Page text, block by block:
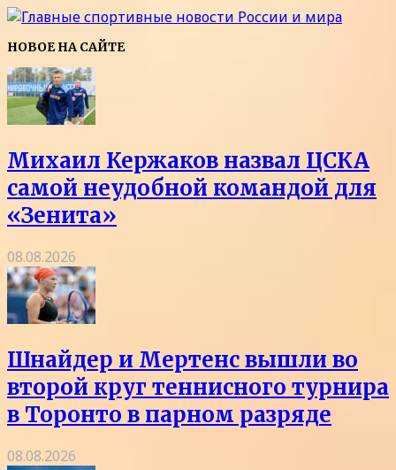
НОВОЕ НА САЙТЕ
Михаил Кержаков назвал ЦСКА
самой неудобной командой для
«Зенита»
08.08.2026
Шнайдер и Мертенс вышли во
второй круг теннисного турнира
в Торонто в парном разряде
08.08.2026